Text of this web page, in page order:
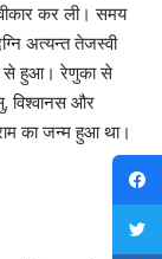
कर ली। समय
अत्यन्त तेजस्वी
से हुआ। रेणुका से
विश्‍वानस और
का जन्म हुआ था।